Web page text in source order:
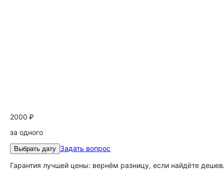
2000 ₽
за одного
Выбрать дату Задать вопрос
Гарантия лучшей цены: вернём разницу, если найдёте